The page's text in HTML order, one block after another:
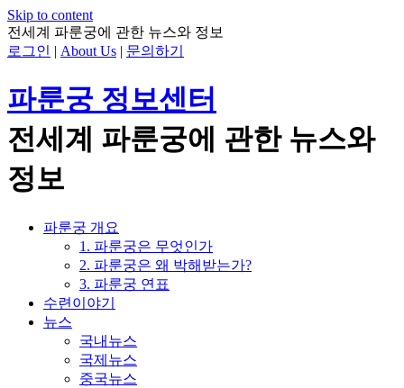
Skip to content
전세계 파룬궁에 관한 뉴스와 정보
로그인 | About Us | 문의하기
파룬궁 정보센터
전세계 파룬궁에 관한 뉴스와
정보
파룬궁 개요
1. 파룬궁은 무엇인가
2. 파룬궁은 왜 박해받는가?
3. 파룬궁 연표
수련이야기
뉴스
국내뉴스
국제뉴스
중국뉴스